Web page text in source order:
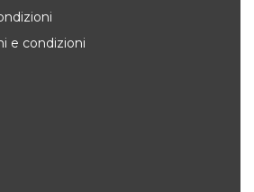
e condizioni